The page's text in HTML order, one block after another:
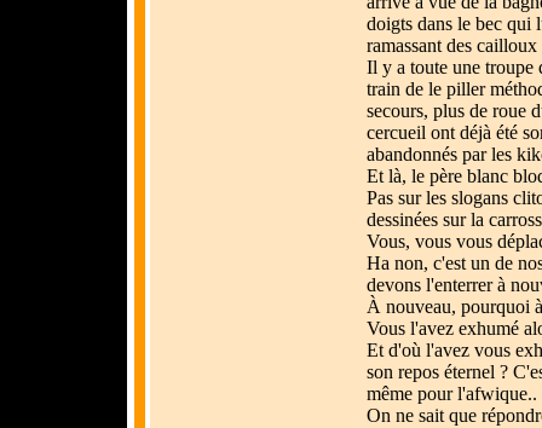
doigts dans le bec qui
ramassant des cailloux
Il y a toute une troupe
train de le piller
secours, plus de roue
cercueil ont déjà été
abandonnés par les
Et là, le père blanc
Pas sur les slogans
dessinées sur la
Vous, vous vous
Ha non, c'est un de
devons l'enterrer à
À nouveau, pourquoi
Vous l'avez exhumé
Et d'où l'avez vous
son repos éternel ?
même pour l'afwique..
On ne sait que